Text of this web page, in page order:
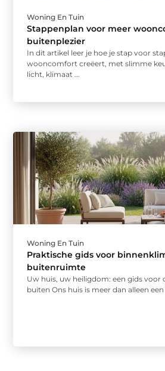
Woning En Tuin
Stappenplan voor meer
buitenplezier
In dit artikel leer je hoe je stap voor
wooncomfort creëert, met slimme
licht, klimaat ...
Woning En Tuin
Praktische gids voor
buitenruimte
Uw huis, uw heiligdom: een gids voor
buiten Ons huis is meer dan alleen